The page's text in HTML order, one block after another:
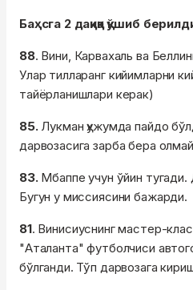
Баҳсга 2 дақиқа қўшиб
88. Вини, Карвахаль ва
Улар тилларанг кийимларни
тайёрланишлари керак)
85.Лукман ҳужумда пайдо
дарвозасига зарба бера
83.Мбаппе учун ўйин
Бугун у миссиясини бажарди.
81. Винисиуснинг мастер-
"Аталанта" футболчиси
бўлганди. Тўп дарвозага